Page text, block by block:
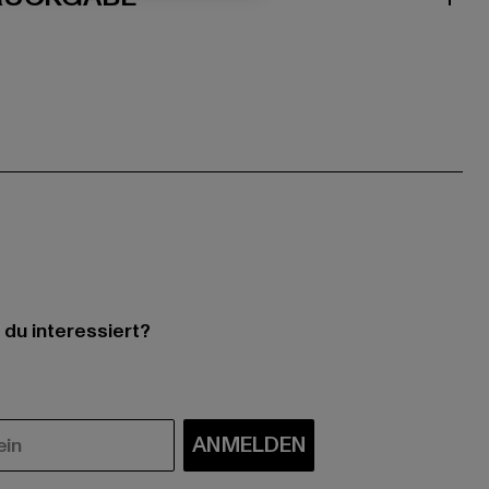
interessiert?
ANMELDEN